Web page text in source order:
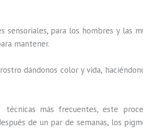
sensoriales, para los hombres y las
mantener.
dándonos color y vida,
más frecuentes, este
de un par de semanas, los